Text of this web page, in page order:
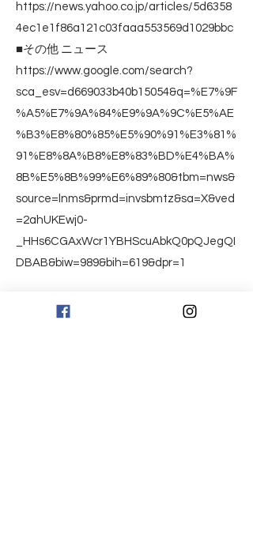
https://news.yahoo.co.jp/articles/5d6358
4ec1e1f86a121c03faaa553569d1029bbc
■その他 ニュース
https://www.google.com/search?
sca_esv=d669033b40b15054&q=%E7%9F
%A5%E7%9A%84%E9%9A%9C%E5%AE
%B3%E8%80%85%E5%90%91%E3%81%
91%E8%8A%B8%E8%83%BD%E4%BA%
8B%E5%8B%99%E6%89%80&tbm=nws&
source=lnms&prmd=invsbmtz&sa=X&ved
=2ahUKEwj0-
_HHs6CGAxWcr1YBHScuAbkQ0pQJegQI
DBAB&biw=989&bih=619&dpr=1
Yahooニュースでは、注目度UP記事とし